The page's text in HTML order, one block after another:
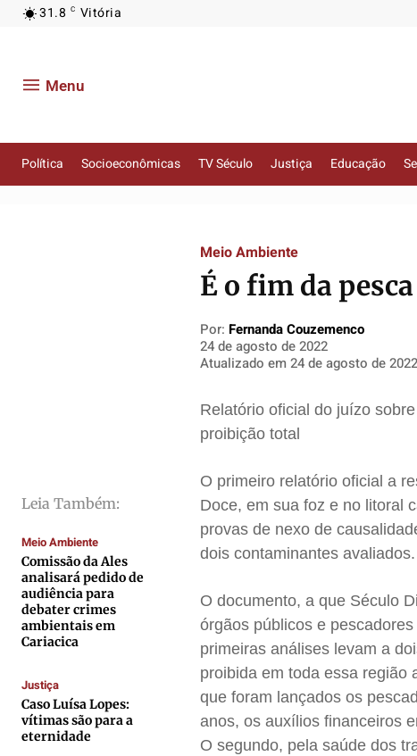
Economia
Colunas
Caetano Roque
Gustavo Bastos
Jr Mignone (in memorian)
Publicidade Legal
Economia
Colunas
Caetano Roque
Gustavo Bastos
Jr Mignone (in memorian)
Publicidade Legal
Economia
Colunas
Caetano Roque
Gustavo Bastos
Jr Mignone (in memorian)
Publicidade Legal
Economia
Colunas
Caetano Roque
Gustavo Bastos
Jr Mignone (in memorian)
Publicidade Legal
31.8 C Vitória
Menu
Política Socioeconômicas TV Século Justiça Educação
Leia Também:
Meio Ambiente
Comissão da Ales
analisará pedido de
audiência para
debater crimes
ambientais em
Cariacica
Justiça
Caso Luísa Lopes:
vítimas são para a
eternidade
Meio Ambiente
É o fim da
Por: Fernanda Couzemenco
24 de agosto de 2022
Atualizado em 24 de agosto de 2022
Relatório oficial do juízo
proibição total
O primeiro relatório oficial a
Doce, em sua foz e no litoral
provas de nexo de
dois contaminantes avaliados.
O documento, a que Século
órgãos públicos e
primeiras análises levam a
proibida em toda essa região
que foram lançados os
anos, os auxílios financeiros
O segundo, pela saúde dos